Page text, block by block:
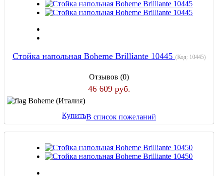
Стойка напольная Boheme Brilliante 10445 (Код: 10445)
Отзывов (0)
46 609 руб.
Boheme (Италия)
КупитьВ список пожеланий